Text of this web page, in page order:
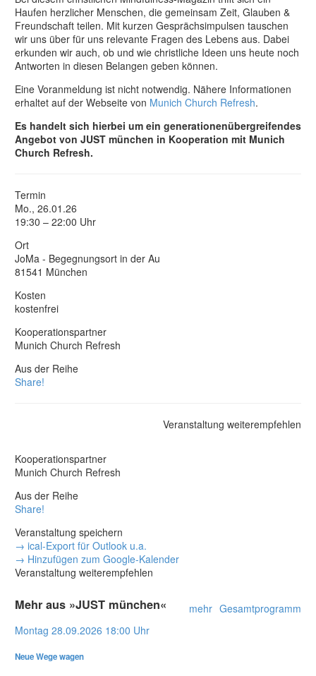
Haufen herzlicher Menschen, die gemeinsam Zeit, Glauben &
Freundschaft teilen. Mit kurzen Gesprächsimpulsen tauschen
wir uns über für uns relevante Fragen des Lebens aus. Dabei
erkunden wir auch, ob und wie christliche Ideen uns heute noch
Antworten in diesen Belangen geben können.
Eine Voranmeldung ist nicht notwendig. Nähere Informationen
erhaltet auf der Webseite von Munich Church Refresh.
Es handelt sich hierbei um ein generationenübergreifendes
Angebot von JUST münchen in Kooperation mit Munich
Church Refresh.
Termin
Mo., 26.01.26
19:30 – 22:00 Uhr
Ort
JoMa - Begegnungsort in der Au
81541 München
Kosten
kostenfrei
Kooperationspartner
Munich Church Refresh
Aus der Reihe
Share!
Veranstaltung weiterempfehlen
Kooperationspartner
Munich Church Refresh
Aus der Reihe
Share!
Veranstaltung speichern
→ ical-Export für Outlook u.a.
→ Hinzufügen zum Google-Kalender
Veranstaltung weiterempfehlen
Gesamtprogramm
mehr
Mehr aus »JUST münchen«
Montag 28.09.2026 18:00 Uhr
Neue Wege wagen